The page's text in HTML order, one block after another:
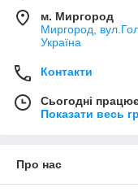
м. Миргород
Миргород,
Україна
Контакти
Сьогодні
Показати весь
Про нас